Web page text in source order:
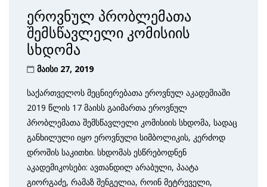
ეროვნულ პრობლემათა
შემსწავლელი კომისიის
სხდომა
მაისი 27, 2019
საქართველოს მეცნიერებათა ეროვნულ აკადემიაში
2019 წლის 17 მაისს გაიმართა ეროვნულ
პრობლემათა შემსწავლელი კომისიის სხდომა, სადაც
განხილული იყო ეროვნული სიმბოლიკის, კერძოდ
დროშის საკითხი. სხდომას ესწრებოდნენ
აკადემიკოსები: ავთანდილ არაბული, პაატა
გიორგაძე, რამაზ შენგელია, როინ მეტრეველი,